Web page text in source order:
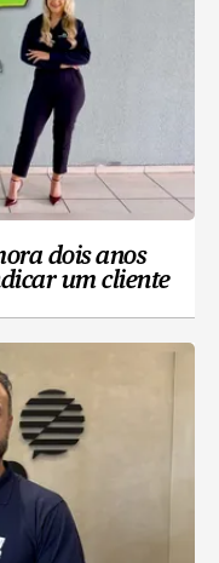
dois anos
um cliente